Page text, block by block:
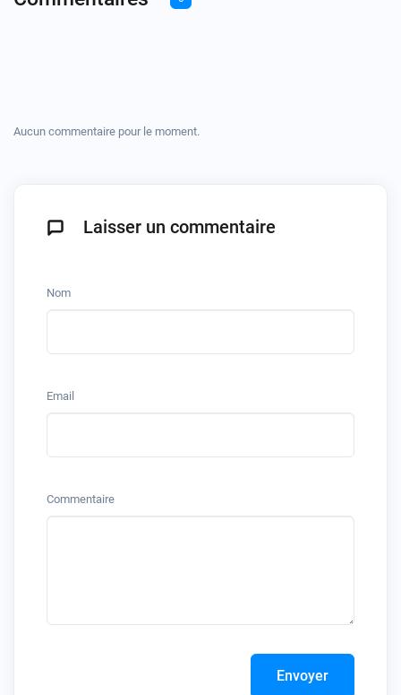
Aucun commentaire pour le moment.
Laisser un commentaire
Nom
Email
Commentaire
Envoyer